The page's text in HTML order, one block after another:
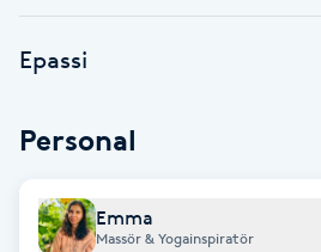
Fransförlängning
Fransförlängning Megavolym
Fransförlängning Volym
Epassi
Personal
Emma
Massör & Yogainspiratör